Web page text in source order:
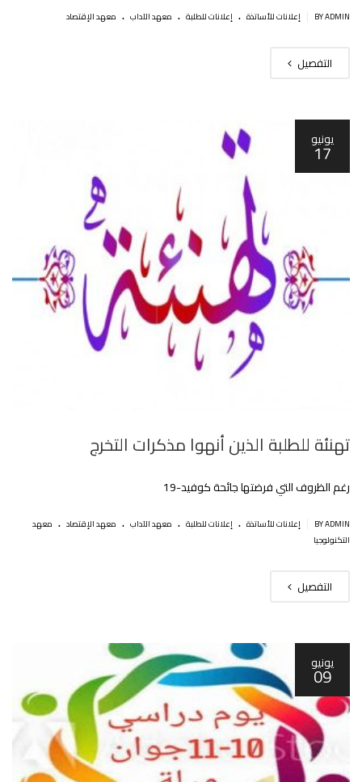
BY ADMIN إعلانات للأساتذة . إعلانات للطلبة . معهد الآداب . معهد الإقتصاد
التفصيل
يونيو
17
تهنئة للطلبة الذين أنهوا مذكرات التخرج
رغم الظروف التي فرضتها جائحة كوفيد-19
BY ADMIN إعلانات للأساتذة . إعلانات للطلبة . معهد الآداب . معهد الإقتصاد . معهد
التكنولوجيا
التفصيل
يونيو
09